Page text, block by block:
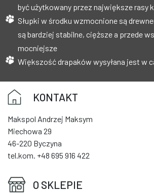
być użytkowany przez największe rasy
Słupki w środku wzmocnione są
są bardziej stabilne, cięższe a przede
mocniejsze
Większość drapaków wysyłana jest w
KONTAKT
Makspol Andrzej Maksym
Miechowa 29
46-220 Byczyna
tel.kom. +48 695 916 422
O SKLEPIE